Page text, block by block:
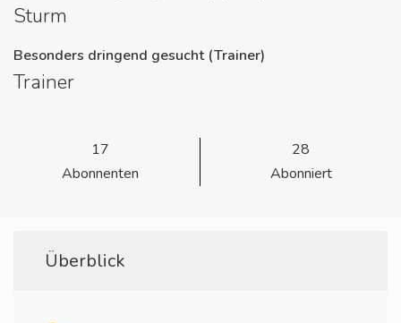
Sturm
Besonders dringend gesucht (Trainer)
Trainer
17
Abonnenten
28
Abonniert
Überblick